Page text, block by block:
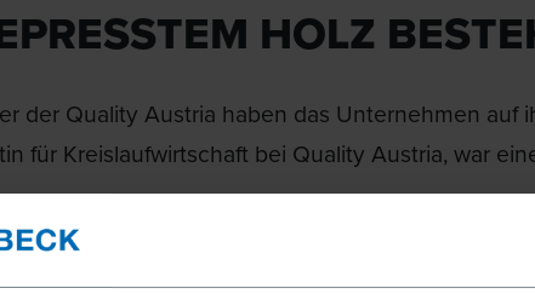
HOLZ
der Quality Austria haben das Unternehmen auf
für Kreislaufwirtschaft bei Quality Austria, war